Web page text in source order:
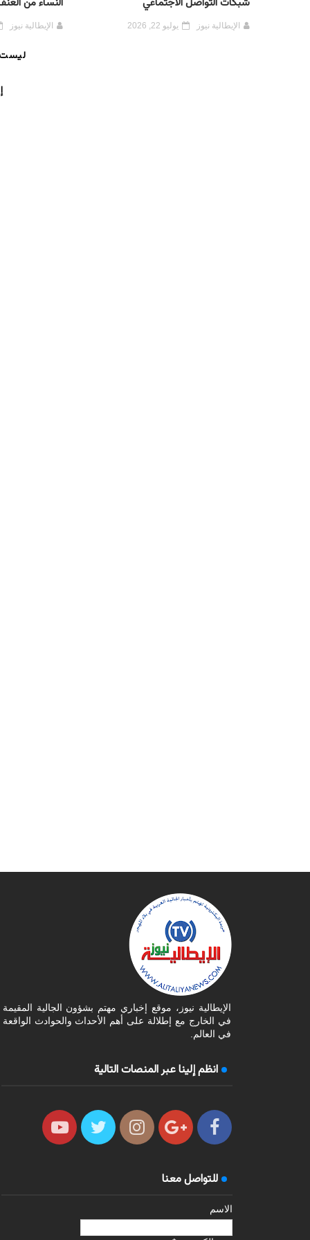
الإيطالية نيوز يوليو 22, 2026 الإيطالية نيوز
الإيطالية نيوز، موقع إخباري مهتم بشؤون الجالية المقيمة
في الخارج مع إطلالة على أهم الأحداث والحوادث الواقعة
في العالم.
انظم إلينا عبر المنصات التالية
للتواصل معنا
الاسم